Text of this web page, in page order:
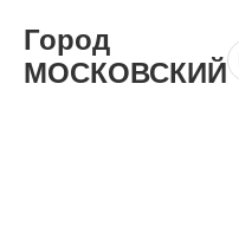
Город
МОСКОВСКИЙ